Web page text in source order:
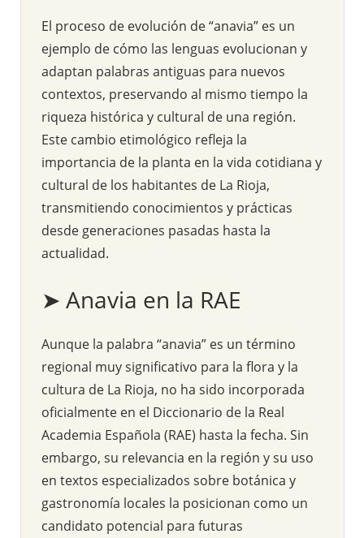
El proceso de evolución de “anavia” es un
ejemplo de cómo las lenguas evolucionan y
adaptan palabras antiguas para nuevos
contextos, preservando al mismo tiempo la
riqueza histórica y cultural de una región.
Este cambio etimológico refleja la
importancia de la planta en la vida cotidiana y
cultural de los habitantes de La Rioja,
transmitiendo conocimientos y prácticas
desde generaciones pasadas hasta la
actualidad.
➤ Anavia en la RAE
Aunque la palabra “anavia” es un término
regional muy significativo para la flora y la
cultura de La Rioja, no ha sido incorporada
oficialmente en el Diccionario de la Real
Academia Española (RAE) hasta la fecha. Sin
embargo, su relevancia en la región y su uso
en textos especializados sobre botánica y
gastronomía locales la posicionan como un
candidato potencial para futuras